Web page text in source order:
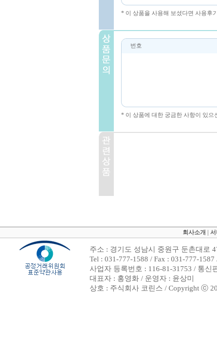
* 이 상품을 사용해 보셨다면 사용후
번호
* 이 상품에 대한 궁금한 사항이 있
회사소개
주소 : 경기도 성남시 중원구 둔촌대로
Tel : 031-777-1588 / Fax : 031-777-
사업자 등록번호 : 116-81-31753 / 통신
대표자 : 홍영화 / 운영자 : 윤상미
상호 : 주식회사 코린스 / Copyright ⓒ